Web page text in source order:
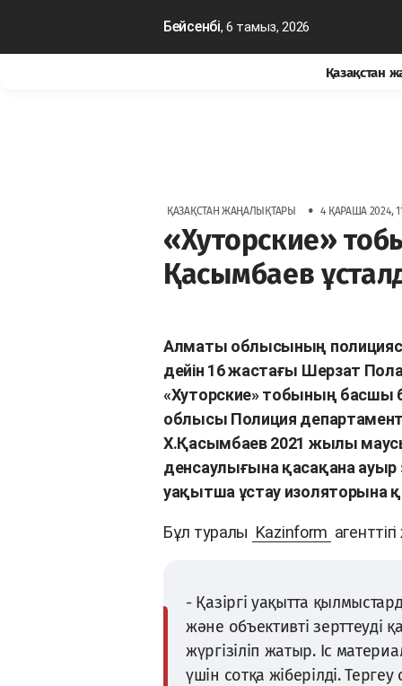
Бейсенбі, 6 тамыз, 2026
Қазақстан
ҚАЗАҚСТАН ЖАҢАЛЫҚТАРЫ • 4 ҚАРАША 2024,
«Хуторские»
Қасымбаев
Алматы облысының
дейін 16 жастағы Шерзат
«Хуторские» тобының басшы
облысы Полиция
Х.Қасымбаев 2021 жылы
денсаулығына қасақана ауыр
уақытша ұстау изоляторына
Бұл туралы Kazinform
- Қазіргі уақытта
және объективті зерттеуді
жүргізіліп жатыр. Іс
үшін сотқа жіберілді.